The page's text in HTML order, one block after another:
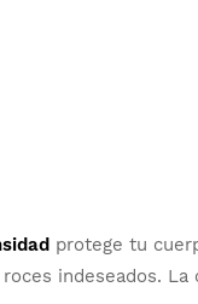
protege tu
indeseados. La